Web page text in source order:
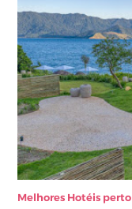
Melhores Hotéis